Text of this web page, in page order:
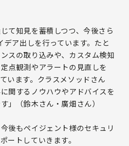
て知見を蓄積しつつ、今後さら
デア出しを行っています。たと
スの取り込みや、カスタム検知
点観測やアラートの見直しを
います。クラスメソッドさん
関するノウハウやアドバイスを
」（鈴木さん・廣畑さん）
後もペイジェント様のセキュリ
ートしていきます。